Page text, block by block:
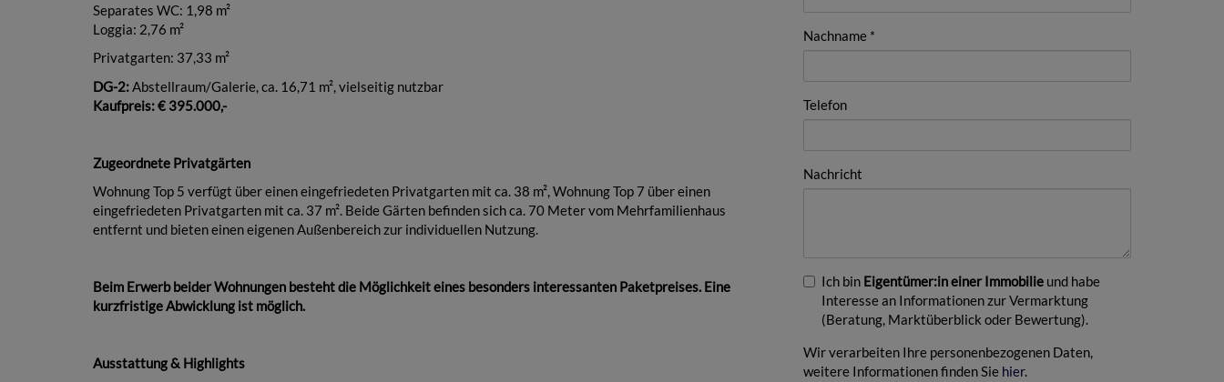
Separates WC: 1,98 m²
Loggia: 2,76 m²
Privatgarten: 37,33 m²
DG-2:Abstellraum/Galerie, ca. 16,71 m², vielseitig nutzbar
Kaufpreis: € 395.000,-
Zugeordnete Privatgärten
Wohnung Top 5 verfügt über einen eingefriedeten Privatgarten mit ca. 38 m², Wohnung Top 7 über einen
eingefriedeten Privatgarten mit ca. 37 m². Beide Gärten befinden sich ca. 70 Meter vom Mehrfamilienhaus
entfernt und bieten einen eigenen Außenbereich zur individuellen Nutzung.
Beim Erwerb beider Wohnungen besteht die Möglichkeit eines besonders interessanten Paketpreises. Eine
kurzfristige Abwicklung ist möglich.
Ausstattung & Highlights
Nachname
Telefon
Nachricht
Ich bin Eigentümer:in einer Immobilie und habe
Interesse an Informationen zur Vermarktung
(Beratung, Marktüberblick oder Bewertung).
Wir verarbeiten Ihre personenbezogenen Daten,
weitere Informationen finden Sie hier.